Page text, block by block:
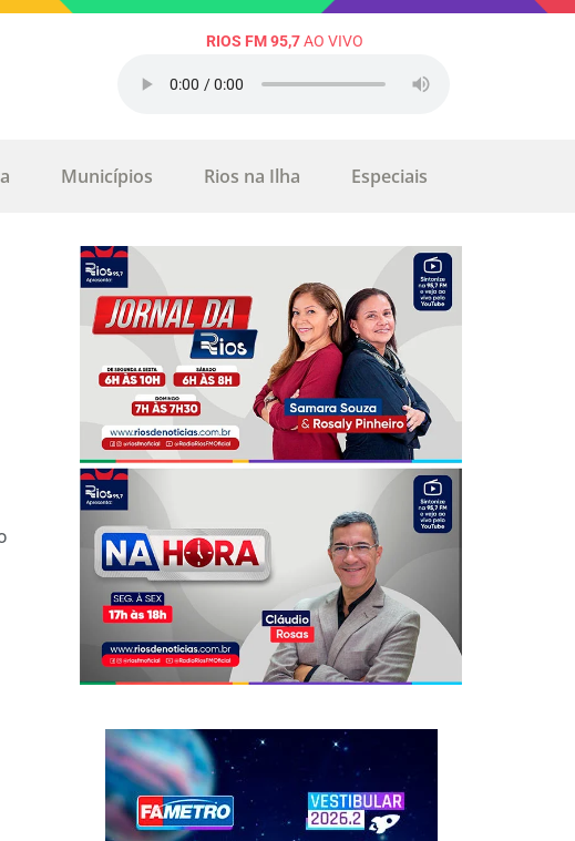
RIOS FM 95,7AO VIVO
Municípios Rios na Ilha Especiais